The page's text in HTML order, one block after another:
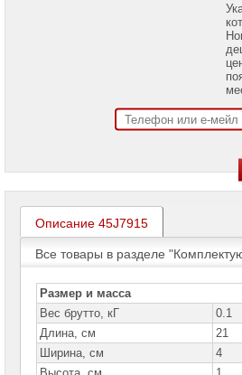
Настольные
Настольные
компьютеры
Настольные
компьютеры
ASUS
Настольные
Описание 45J7915
Все товары в разделе
Размер и масса
Вес брутто, кГ
0.1
Длина, см
21
Ширина, см
4